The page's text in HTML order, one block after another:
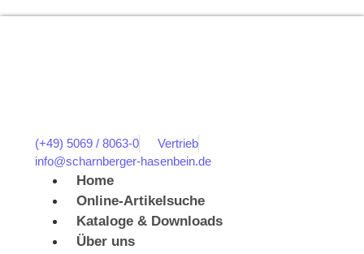
(+49) 5069 / 8063-0
Vertrieb
info@scharnberger-hasenbein.de
Home
Online-Artikelsuche
Kataloge & Downloads
Über uns